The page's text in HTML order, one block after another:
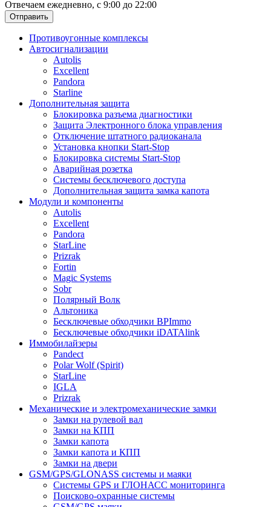
Отвечаем ежедневно, с 9:00 до 22:00
Отправить
Противоугонные комплексы
Автосигнализации
Autolis
Excellent
Pandora
Starline
Дополнительная защита
Блокировка разъема диагностики
Защита Электронного блока управления
Отключение штатного радиоканала
Установка кнопки Start-Stop
Блокировка системы Start-Stop
Аварийная розетка
Системы бесключевого доступа
Дополнительная защита замка капота
Модули и компоненты
Autolis
Excellent
Pandora
StarLine
Prizrak
Fortin
Magic Systems
Sobr
Полярный Волк
Альтоника
Бесключевые обходчики BPImmo
Бесключевые обходчики iDATAlink
Иммобилайзеры
Pandect
Polar Wolf (Spirit)
StarLine
IGLA
Prizrak
Механические и электромеханические замки
Замки на рулевой вал
Замки на КПП
Замки капота
Замки капота и КПП
Замки на двери
GSM/GPS/GLONASS системы и маяки
Системы GPS и ГЛОНАСС мониторинга
Поисково-охранные системы